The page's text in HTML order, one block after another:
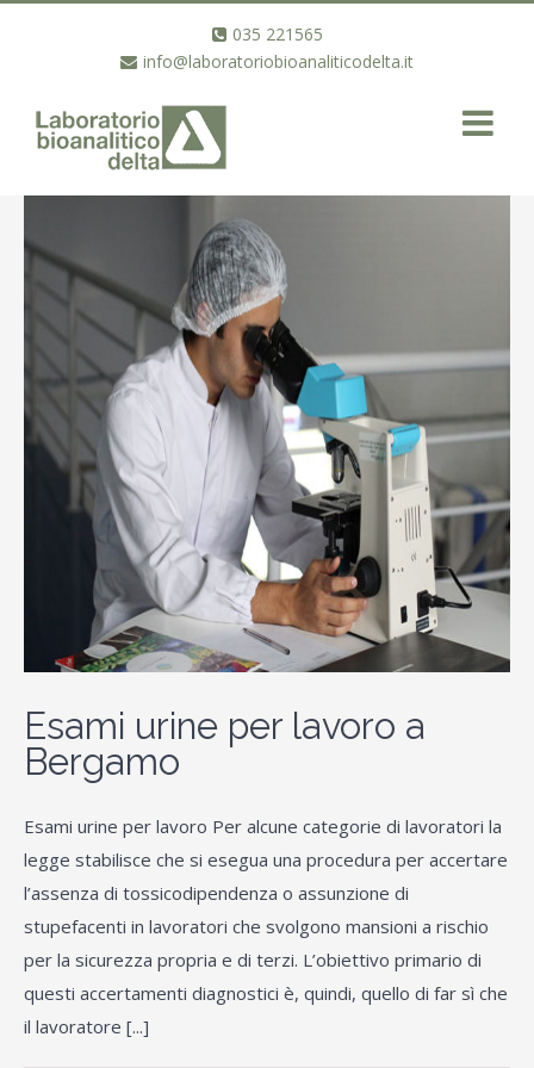
035 221565
info@laboratoriobioanaliticodelta.it
Esami urine per lavoro a
Bergamo
Esami urine per lavoro Per alcune categorie di lavoratori la
legge stabilisce che si esegua una procedura per accertare
l’assenza di tossicodipendenza o assunzione di
stupefacenti in lavoratori che svolgono mansioni a rischio
per la sicurezza propria e di terzi. L’obiettivo primario di
questi accertamenti diagnostici è, quindi, quello di far sì che
il lavoratore [...]